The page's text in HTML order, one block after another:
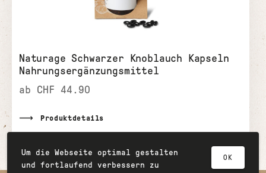
Naturage Schwarzer Knoblauch Kapseln
Nahrungsergänzungsmittel
ab CHF 44.90
Produktdetails
Um die Webseite optimal gestalten
und fortlaufend verbessern zu
OK